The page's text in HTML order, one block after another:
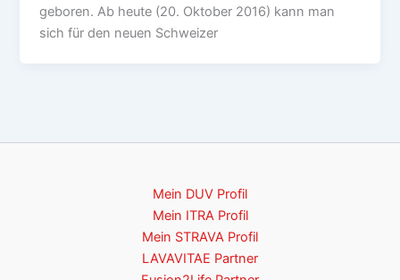
geboren. Ab heute (20. Oktober 2016) kann man
sich für den neuen Schweizer
Mein DUV Profil
Mein ITRA Profil
Mein STRAVA Profil
LAVAVITAE Partner